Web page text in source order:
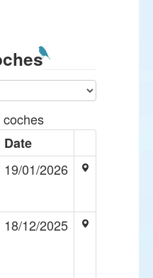
Date
19/01/2026
18/12/2025